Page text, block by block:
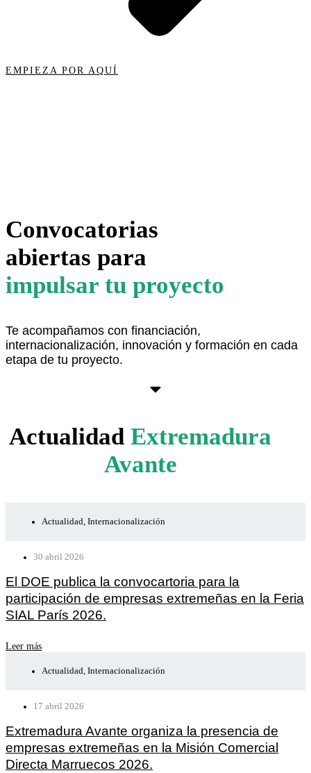
EMPIEZA POR AQUÍ
Convocatorias
abiertas para
impulsar tu proyecto
Te acompañamos con financiación,
internacionalización, innovación y formación en cada
etapa de tu proyecto.
ActualidadExtremadura
Avante
Actualidad, Internacionalización
30 abril 2026
El DOE publica la convocartoria para la
participación de empresas extremeñas en la Feria
SIAL París 2026.
Leer más
Actualidad, Internacionalización
17 abril 2026
Extremadura Avante organiza la presencia de
empresas extremeñas en la Misión Comercial
Directa Marruecos 2026.